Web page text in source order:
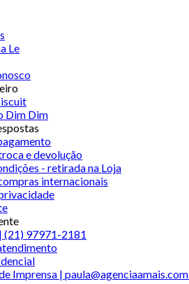
Le
Dim Dim
e devolução
- retirada na Loja
internacionais
(21) 97971-2181
Imprensa |